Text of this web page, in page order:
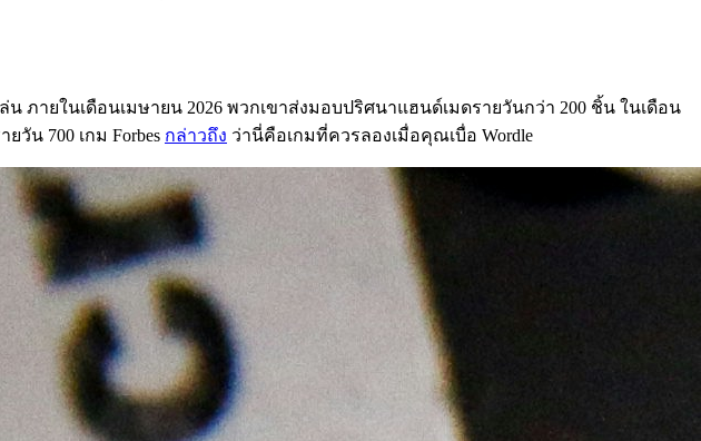
ายในเดือนเมษายน 2026 พวกเขาส่งมอบปริศนาแฮนด์เมดรายวันกว่า 200 ชิ้น ในเดือน
วัน 700 เกม Forbes กล่าวถึง ว่านี่คือเกมที่ควรลองเมื่อคุณเบื่อ Wordle